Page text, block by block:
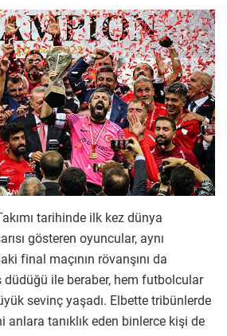
tarihinde ilk kez dünya
gösteren oyuncular, aynı
final maçının rövanşını da
düdüğü ile beraber, hem futbolcular
sevinç yaşadı. Elbette tribünlerde
anlara tanıklık eden binlerce kişi de